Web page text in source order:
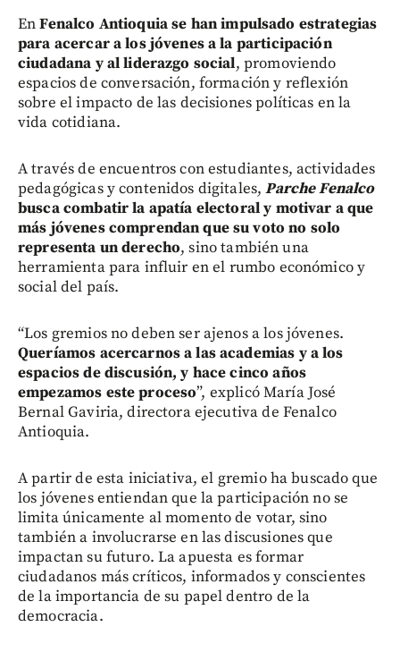
EnFenalco Antioquia se han impulsado estrategias
para acercar a los jóvenes a la participación
ciudadana y al liderazgo social, promoviendo
espacios de conversación, formación y reflexión
sobre el impacto de las decisiones políticas en la
vida cotidiana.
A través de encuentros con estudiantes, actividades
pedagógicas y contenidos digitales, Parche Fenalco
busca combatir la apatía electoral y motivar a que
más jóvenes comprendan que su voto no solo
representa un derecho, sino también una
herramienta para influir en el rumbo económico y
social del país.
“Los gremios no deben ser ajenos a los jóvenes.
Queríamos acercarnos a las academias y a los
espacios de discusión, y hace cinco años
empezamos este proceso”, explicó María José
Bernal Gaviria, directora ejecutiva de Fenalco
Antioquia.
A partir de esta iniciativa, el gremio ha buscado que
los jóvenes entiendan que la participación no se
limita únicamente al momento de votar, sino
también a involucrarse en las discusiones que
impactan su futuro. La apuesta es formar
ciudadanos más críticos, informados y conscientes
de la importancia de su papel dentro de la
democracia.